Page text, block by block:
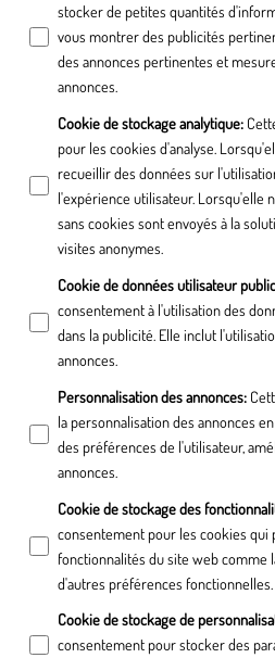
stocker de petites quantités
vous montrer des publicités
des annonces pertinentes et
annonces.
Cookie de stockage analytique:
pour les cookies d'analyse.
recueillir des données sur
l'expérience utilisateur. Lorsqu'elle
sans cookies sont envoyés à la
visites anonymes.
Cookie de données utilisateur
consentement à l'utilisation des
dans la publicité. Elle inclut
annonces.
Personnalisation des annonces:
la personnalisation des annonces
des préférences de l'utilisateur,
annonces.
Cookie de stockage des
consentement pour les cookies qui
fonctionnalités du site web comme
d'autres préférences fonctionnelles.
Cookie de stockage de
consentement pour stocker des